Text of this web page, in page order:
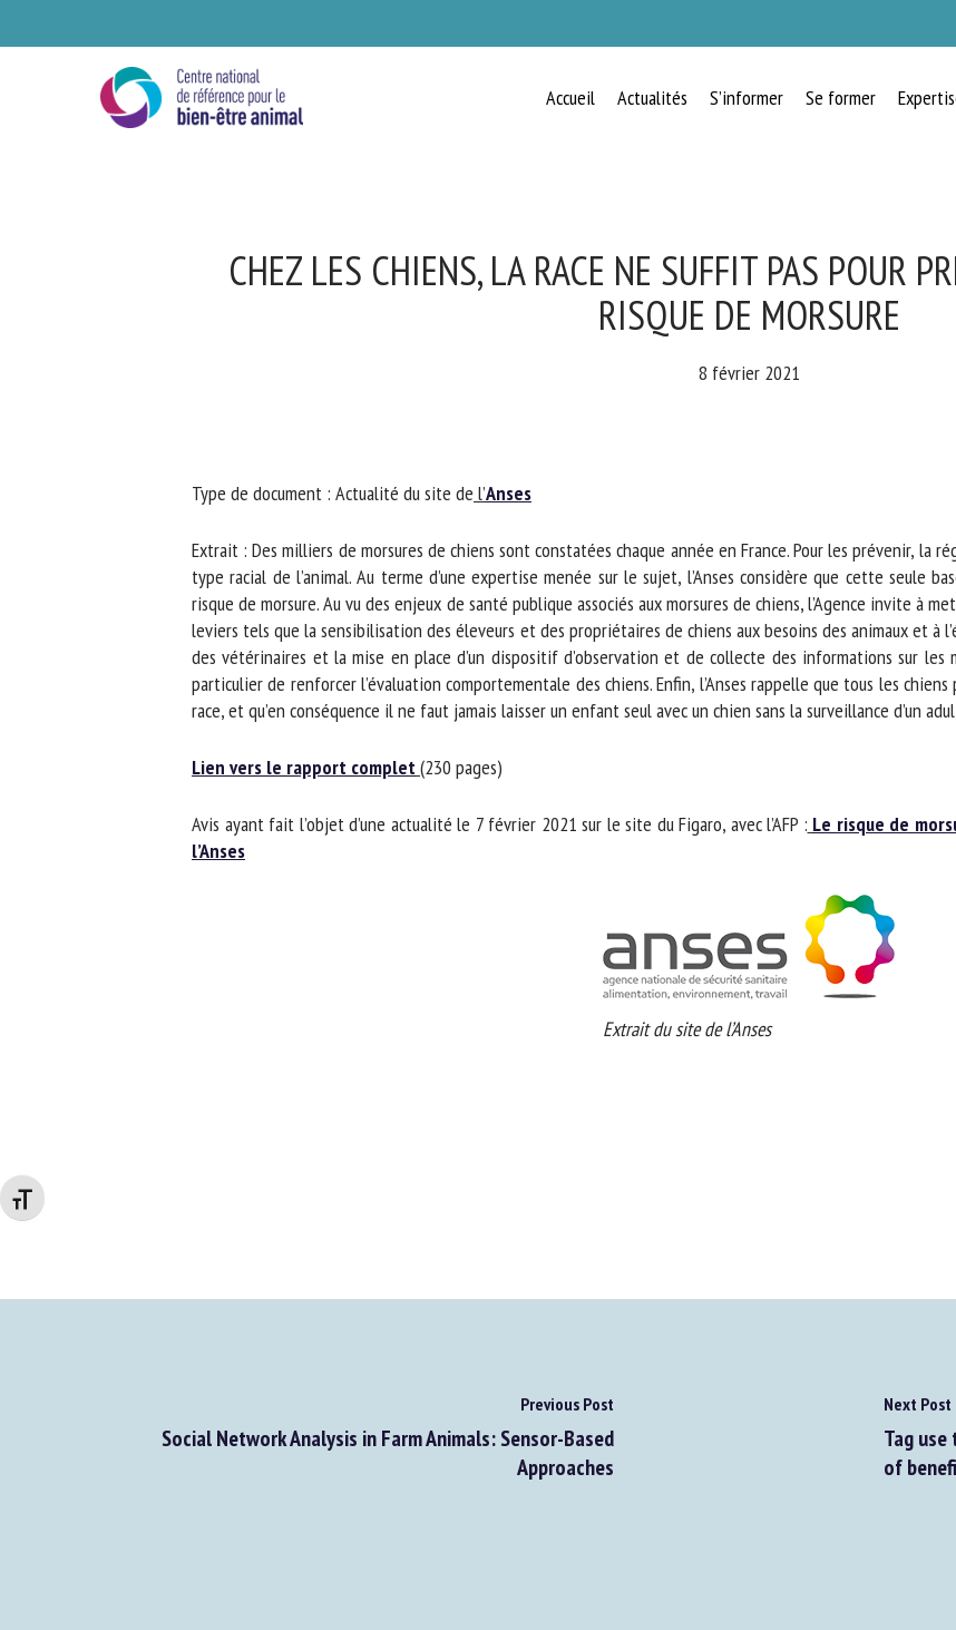
Changer la taille de la police
Accueil Actualités S’informer Se former
CHEZ LES CHIENS, LA RACE NE SUFFIT PAS POUR
RISQUE DE MORSURE
8 février 2021
Type de document : Actualité du site del’ Anses
Extrait : Des milliers de morsures de chiens sont constatées chaque année en France. Pour les prévenir, la
type racial de l’animal. Au terme d’une expertise menée sur le sujet, l’Anses considère que cette seule
risque de morsure. Au vu des enjeux de santé publique associés aux morsures de chiens, l’Agence invite à
leviers tels que la sensibilisation des éleveurs et des propriétaires de chiens aux besoins des animaux et à
des vétérinaires et la mise en place d’un dispositif d’observation et de collecte des informations sur les
particulier de renforcer l’évaluation comportementale des chiens. Enfin, l’Anses rappelle que tous les
race, et qu’en conséquence il ne faut jamais laisser un enfant seul avec un chien sans la surveillance d’un
Lien vers le rapport complet(230 pages)
Avis ayant fait l’objet d’une actualité le 7 février 2021 sur le site du Figaro, avec l’AFP : Le risque de
l’Anses
Extrait du site de l’Anses
Previous Post
Social Network Analysis in Farm Animals: Sensor-Based
Approaches
Next Post
Tag
of
BIEN-ÊTRE ANIMAL
*
Organisme
*
E-mail *
En soumettant ce formulaire, j'accepte que les informations saisies
utilisées dans le cadre de la relation avec le CNR BEA. *
Les champs suivis de * sont obligatoires